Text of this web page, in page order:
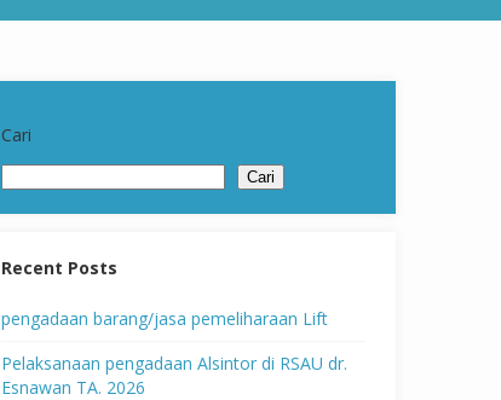
Cari
Cari
Recent Posts
pengadaan barang/jasa pemeliharaan Lift
Pelaksanaan pengadaan Alsintor di RSAU dr.
Esnawan TA. 2026